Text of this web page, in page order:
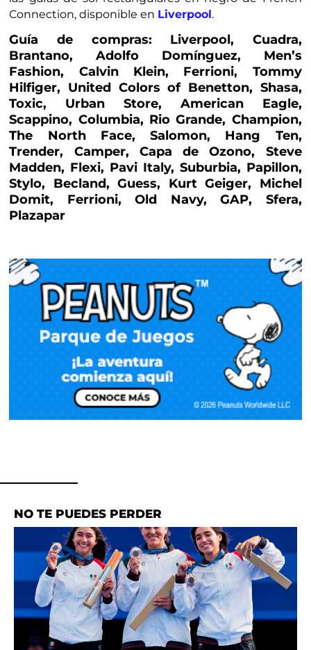
Connection, disponible en Liverpool.
Guía de compras: Liverpool, Cuadra,
Brantano, Adolfo Domínguez, Men’s
Fashion, Calvin Klein, Ferrioni, Tommy
Hilfiger, United Colors of Benetton, Shasa,
Toxic, Urban Store, American Eagle,
Scappino, Columbia, Rio Grande, Champion,
The North Face, Salomon, Hang Ten,
Trender, Camper, Capa de Ozono, Steve
Madden, Flexi, Pavi Italy, Suburbia, Papillon,
Stylo, Becland, Guess, Kurt Geiger, Michel
Domit, Ferrioni, Old Navy, GAP, Sfera,
Plazapar
NO TE PUEDES PERDER